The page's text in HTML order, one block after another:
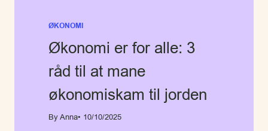
ØKONOMI
Økonomi er for alle: 3
råd til at mane
økonomiskam til jorden
By Anna• 10/10/2025